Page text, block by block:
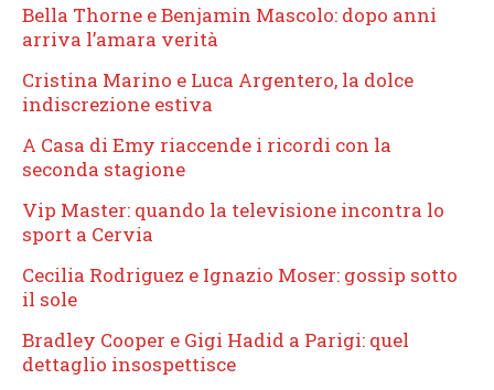
Bella Thorne e Benjamin Mascolo: dopo anni
arriva l’amara verità
Cristina Marino e Luca Argentero, la dolce
indiscrezione estiva
A Casa di Emy riaccende i ricordi con la
seconda stagione
Vip Master: quando la televisione incontra lo
sport a Cervia
Cecilia Rodriguez e Ignazio Moser: gossip sotto
il sole
Bradley Cooper e Gigi Hadid a Parigi: quel
dettaglio insospettisce